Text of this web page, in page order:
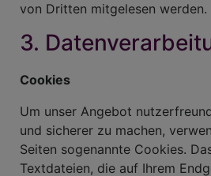
von Dritten mitgelesen werden.
3.
Cookies
Um unser Angebot
und sicherer zu machen,
Seiten sogenannte Cookies.
Textdateien, die auf Ihrem